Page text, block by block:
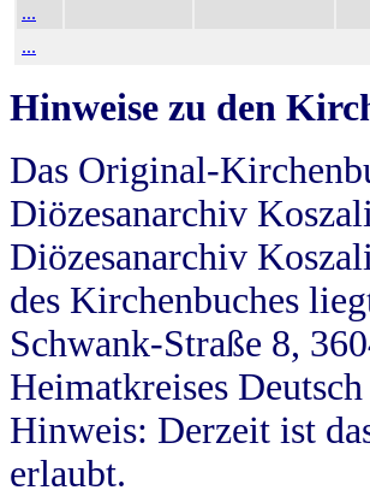
...
...
Hinweise zu den
Das Original-
Diözesanarchiv
Diözesanarchiv
des Kirchenbuches
Schwank-Straße 8,
Heimatkreises
Hinweis: Derzeit ist
erlaubt.